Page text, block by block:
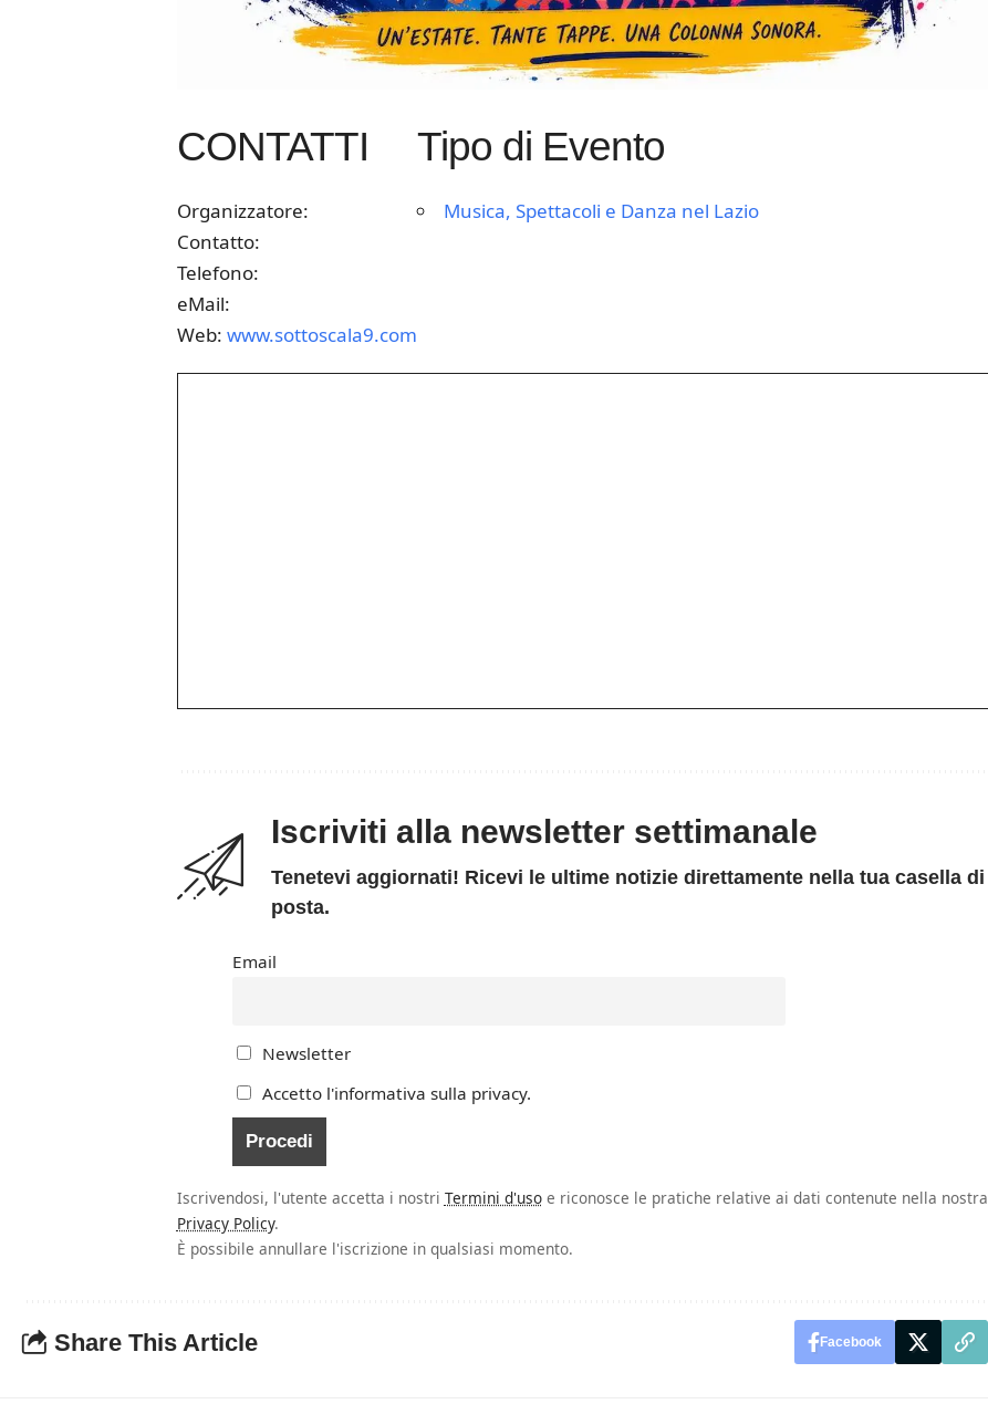
CONTATTI
Organizzatore:
Contatto:
Telefono:
eMail:
Web: www.sottoscala9.com
Tipo di Evento
Musica, Spettacoli e Danza nel Lazio
Iscriviti alla newsletter settimanale
Tenetevi aggiornati! Ricevi le ultime notizie direttamente nella tua casella di
posta.
Email
Newsletter
Accetto l'informativa sulla privacy.
Iscrivendosi, l'utente accetta i nostri Termini d'usoe riconosce le pratiche relative ai dati contenute nella nostra
Privacy Policy.
È possibile annullare l'iscrizione in qualsiasi momento.
Share This Article Facebook